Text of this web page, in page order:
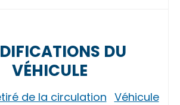
DU
VÉHICULE
de la circulation Véhicule